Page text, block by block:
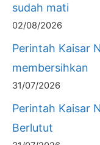
sudah mati
02/08/2026
Perintah Kaisar
membersihkan
31/07/2026
Perintah Kaisar
Berlutut